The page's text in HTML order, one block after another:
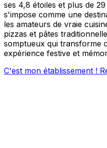
ses 4,8 étoiles et plus de
s'impose comme une
les amateurs de vraie
pizzas et pâtes
somptueux qui transforme
expérience festive et
C'est mon établissement !